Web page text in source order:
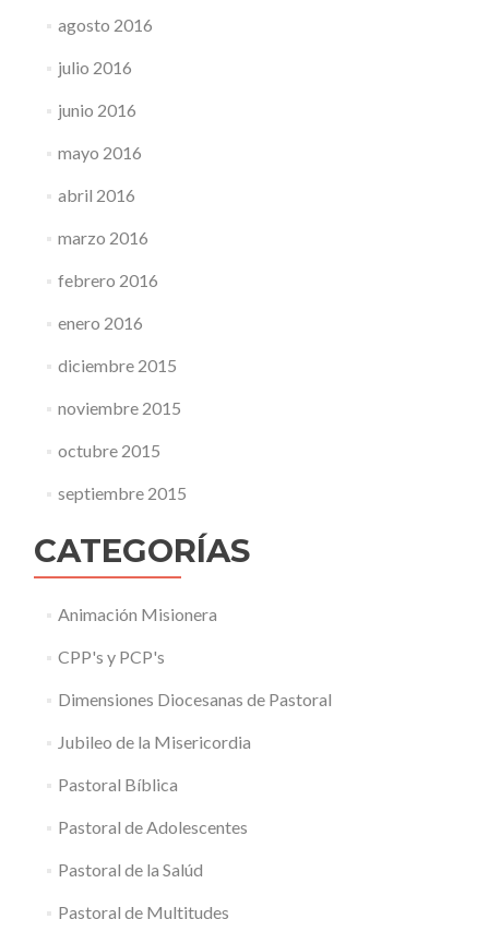
agosto 2016
julio 2016
junio 2016
mayo 2016
abril 2016
marzo 2016
febrero 2016
enero 2016
diciembre 2015
noviembre 2015
octubre 2015
septiembre 2015
CATEGORÍAS
Animación Misionera
CPP's y PCP's
Dimensiones Diocesanas de Pastoral
Jubileo de la Misericordia
Pastoral Bíblica
Pastoral de Adolescentes
Pastoral de la Salúd
Pastoral de Multitudes